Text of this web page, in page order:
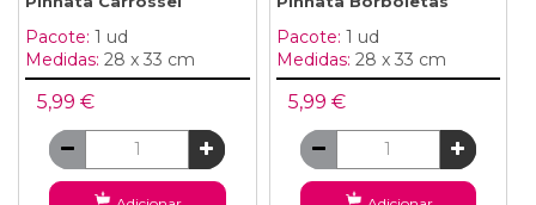
Pacote: 1 ud
Medidas: 28 x 33 cm
5,99 €
Pacote: 1 ud
Medidas: 28 x 33 cm
5,99 €